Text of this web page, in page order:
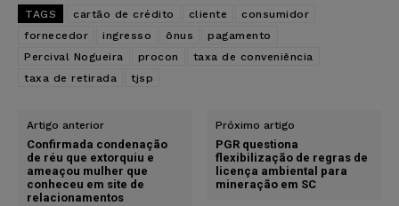
TAGS cartão de crédito cliente
consumidor
fornecedor
ingresso ônus
pagamento
Percival Nogueira
procon
taxa de conveniência
taxa de retirada
tjsp
Artigo anterior
Confirmada condenação
de réu que extorquiu e
ameaçou mulher que
conheceu em site de
relacionamentos
Próximo artigo
PGR questiona
flexibilização de regras de
licença ambiental para
mineração em SC